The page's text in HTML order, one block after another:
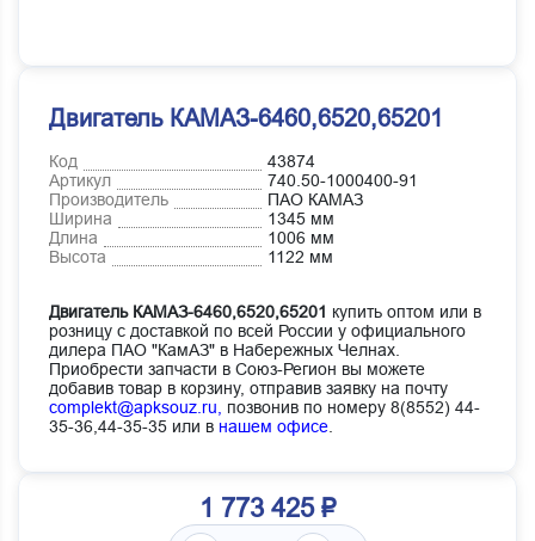
Двигатель КАМАЗ-6460,6520,65201
Код
43874
Артикул
740.50-1000400-91
Производитель
ПАО КАМАЗ
Ширина
1345 мм
Длина
1006 мм
Высота
1122 мм
Двигатель КАМАЗ-6460,6520,65201 купить оптом или в
розницу с доставкой по всей России у официального
дилера ПАО "КамАЗ" в Набережных Челнах.
Приобрести запчасти в Союз-Регион вы можете
добавив товар в корзину, отправив заявку на почту
complekt@apksouz.ru,
позвонив по номеру 8(8552) 44-
35-36,44-35-35 или в нашем офисе
1 773 425 ₽